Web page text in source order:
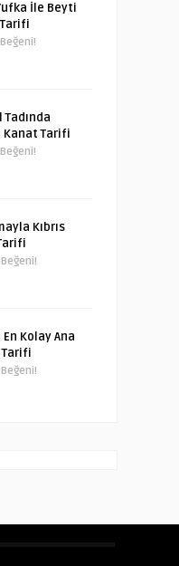
İle Beyti
Beğeni!
Tadında
Kanat Tarifi
Beğeni!
Kıbrıs
Beğeni!
En Kolay Ana
Tarifi
Beğeni!